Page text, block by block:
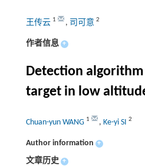
王传云 1 , 司可意 2
作者信息 +
Detection
target in low
Chuan-yun WANG 1 , Ke-yi SI 2
Author information +
文章历史 +